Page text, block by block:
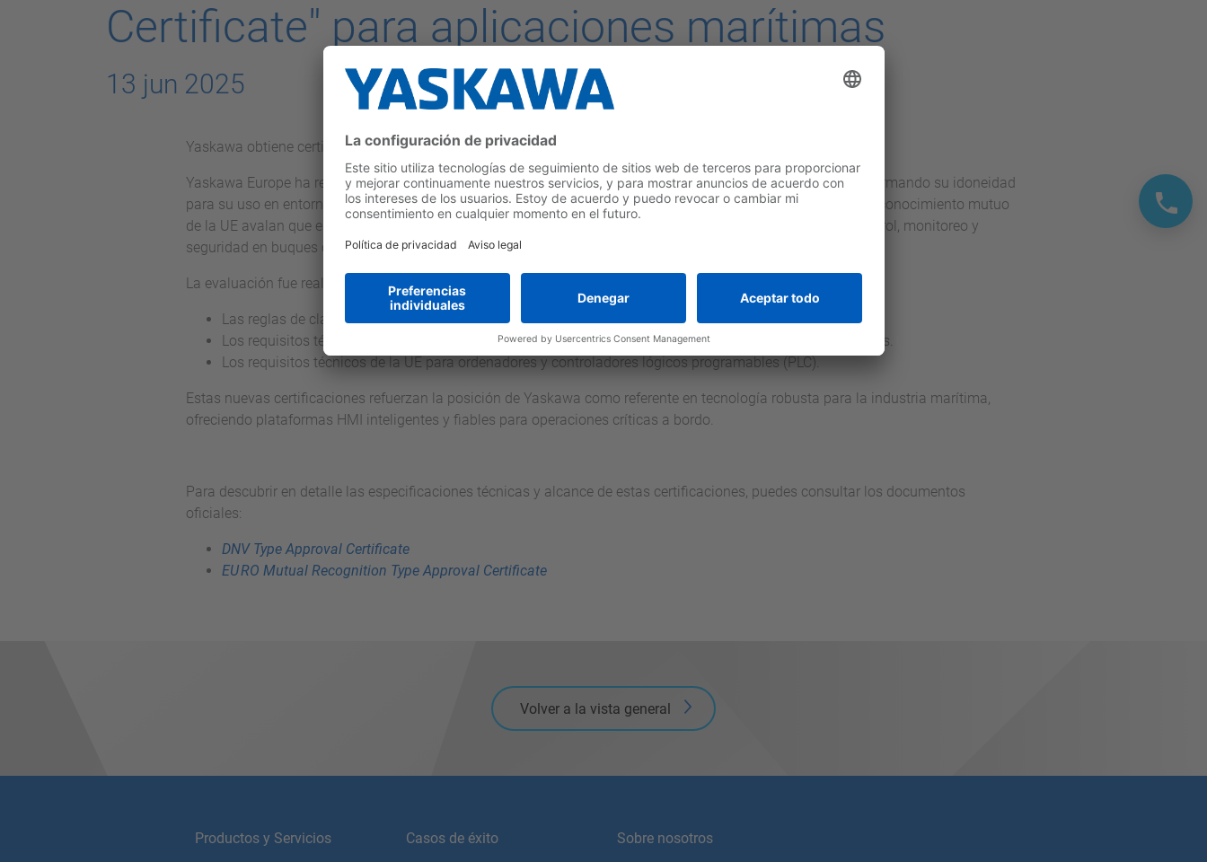
Certificate" para aplicaciones marítimas
13 jun 2025
Yaskawa obtiene certificaciones marítimas clave para sus paneles HMI
Yaskawa Europe ha recibido dos importantes certificaciones para su familia de paneles HMI smartPanel, confirmando su idoneidad
para su uso en entornos marítimos exigentes. Tanto el certificado de aprobación de tipo de DNV como el de reconocimiento mutuo
de la UE avalan que estos dispositivos cumplen con los estándares técnicos requeridos para sistemas de control, monitoreo y
seguridad en buques clasificados.
La evaluación fue realizada conforme a las directrices de DNV, verificando el cumplimiento de:
Las reglas de clasificación DNV para buques, unidades offshore y embarcaciones de alta velocidad.
Los requisitos técnicos de reconocimiento mutuo de la UE para monitores, pantallas de vídeo y terminales.
Los requisitos técnicos de la UE para ordenadores y controladores lógicos programables (PLC).
Estas nuevas certificaciones refuerzan la posición de Yaskawa como referente en tecnología robusta para la industria marítima,
ofreciendo plataformas HMI inteligentes y fiables para operaciones críticas a bordo.
Para descubrir en detalle las especificaciones técnicas y alcance de estas certificaciones, puedes consultar los documentos
oficiales:
DNV Type Approval Certificate
EU RO Mutual Recognition Type Approval Certificate
Volver a la vista general
Productos y Servicios Casos de éxito Sobre nosotros